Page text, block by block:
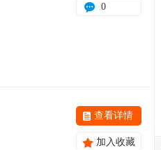
0
查看详情
加入收藏